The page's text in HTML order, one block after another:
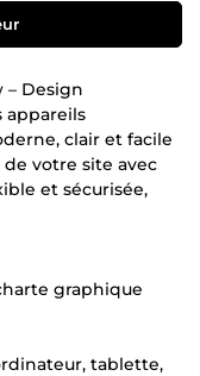
– Design
appareils
clair et facile
votre site avec
et sécurisée,
graphique
tablette,